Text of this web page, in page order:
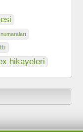
hikayeleri